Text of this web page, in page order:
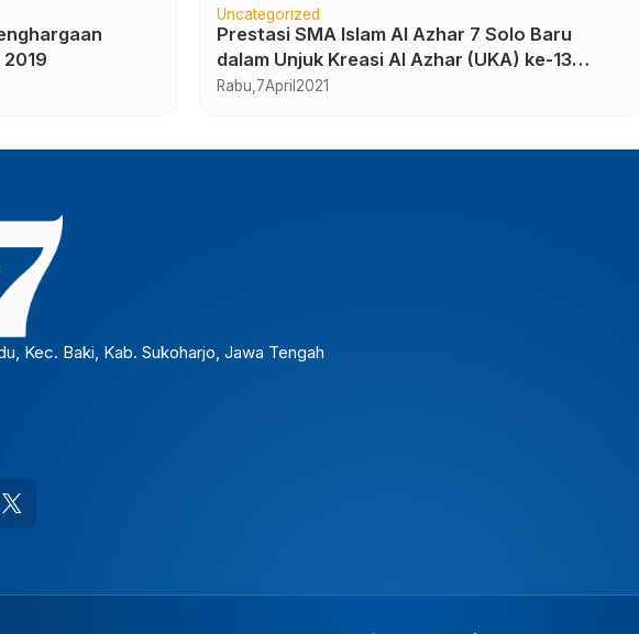
Asesmen
Kurikulum
In House Training (IHT) Digital Class SMA
Islam Al Azhar 7
Minggu,29 Desember
Kec. Baki, Kab. Sukoharjo, Jawa Tengah